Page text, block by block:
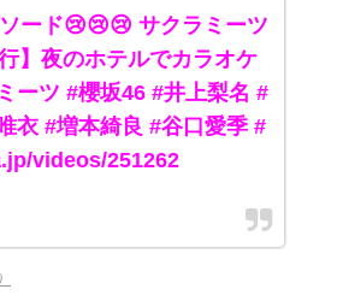
ード😢😢😢 サクラミーツ
】夜のホテルでカラオケ
ーツ #櫻坂46 #井上梨名 #
衣 #増本綺良 #谷口愛季 #
videos/251262